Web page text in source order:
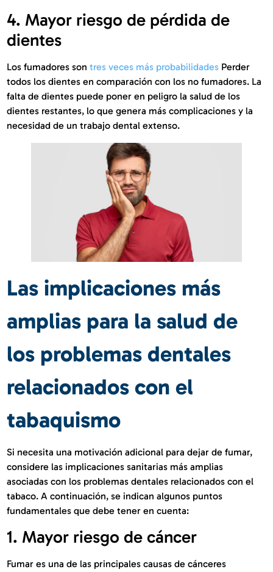
4. Mayor riesgo de pérdida de
dientes
Los fumadores sontres veces más probabilidades Perder
todos los dientes en comparación con los no fumadores. La
falta de dientes puede poner en peligro la salud de los
dientes restantes, lo que genera más complicaciones y la
necesidad de un trabajo dental extenso.
Las implicaciones más
amplias para la salud de
los problemas dentales
relacionados con el
tabaquismo
Si necesita una motivación adicional para dejar de fumar,
considere las implicaciones sanitarias más amplias
asociadas con los problemas dentales relacionados con el
tabaco. A continuación, se indican algunos puntos
fundamentales que debe tener en cuenta:
1. Mayor riesgo de cáncer
Fumar es una de las principales causas de cánceres